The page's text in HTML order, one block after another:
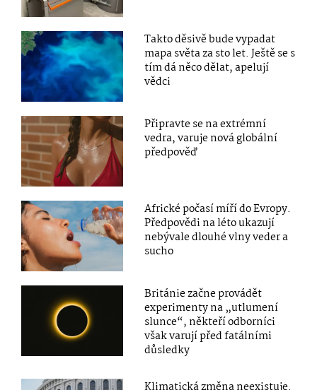
Takto děsivě bude vypadat
mapa světa za sto let. Ještě se s
tím dá něco dělat, apelují
vědci
Připravte se na extrémní
vedra, varuje nová globální
předpověď
Africké počasí míří do Evropy.
Předpovědi na léto ukazují
nebývale dlouhé vlny veder a
sucho
Británie začne provádět
experimenty na „utlumení
slunce“, někteří odborníci
však varují před fatálními
důsledky